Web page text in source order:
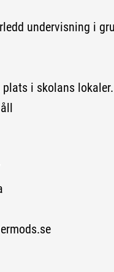
undervisning i
i skolans lokaler.